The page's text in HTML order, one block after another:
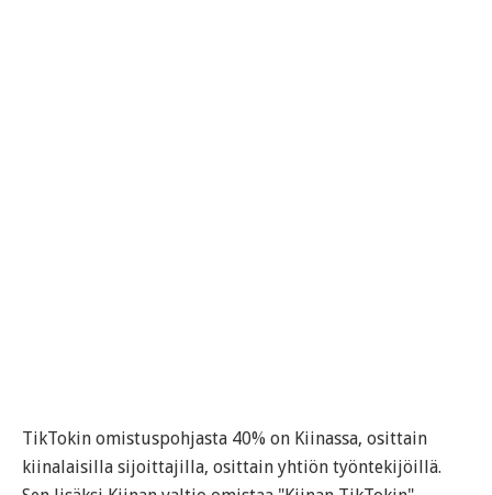
TikTokin omistuspohjasta 40% on Kiinassa, osittain
kiinalaisilla sijoittajilla, osittain yhtiön työntekijöillä.